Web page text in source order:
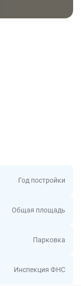
Год постройки
Общая площадь
Парковка
Инспекция ФНС